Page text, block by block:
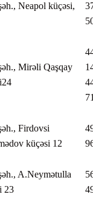
Neapol küçəsi,
Mirəli Qaşqay
Firdovsi
küçəsi 12
A.Neymətulla
23